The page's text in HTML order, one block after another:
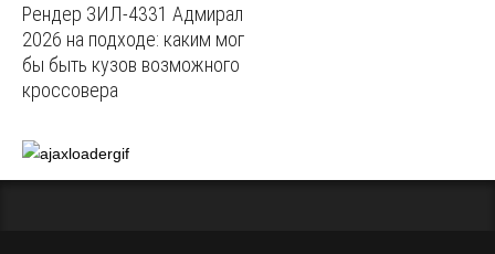
Рендер ЗИЛ-4331 Адмирал
2026 на подходе: каким мог
бы быть кузов возможного
кроссовера